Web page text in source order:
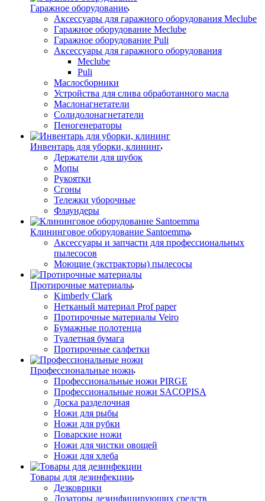
Гаражное оборудование
Аксессуары для гаражного оборудования Meclube
Гаражное оборудование Meclube
Гаражное оборудование Puli
Аксессуары для гаражного оборудования
Meclube
Puli
Маслосборники
Устройства для слива обработанного масла
Маслонагнетатели
Солидолонагнетатели
Пеногенераторы
Инвентарь для уборки, клининг
Держатели для шубок
Мопы
Рукоятки
Сгоны
Тележки уборочные
Флаундеры
Клининговое оборудование Santoemma
Аксессуары и запчасти для профессиональных
пылесосов
Моющие (экстракторы) пылесосы
Протирочные материалы
Kimberly Clark
Нетканый материал Prof paper
Протирочные материалы Veiro
Бумажные полотенца
Туалетная бумага
Протирочные салфетки
Профессиональные ножи
Профессиональные ножи PIRGE
Профессиональные ножи SACOPISA
Доска разделочная
Ножи для рыбы
Ножи для рубки
Поварские ножи
Ножи для чистки овощей
Ножи для хлеба
Товары для дезинфекции
Дезковрики
Дозаторы дезинфицирующих средств